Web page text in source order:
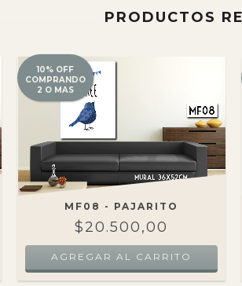
PRODUCTOS
10% OFF
COMPRANDO
2 O MAS
MF08 - PAJARITO
$20.500,00